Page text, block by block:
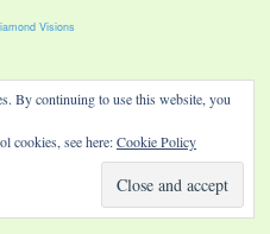
Visions
By continuing to use this website, you
cookies, see here:Cookie Policy